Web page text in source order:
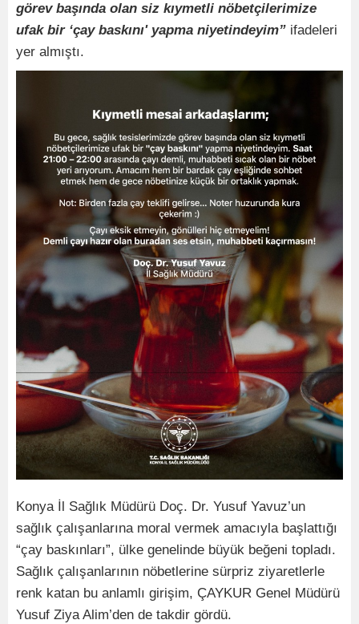
görev başında olan siz kıymetli nöbetçilerimize
ufak bir ‘çay baskını' yapma niyetindeyim” ifadeleri
yer almıştı.
Konya İl Sağlık Müdürü Doç. Dr. Yusuf Yavuz’un
sağlık çalışanlarına moral vermek amacıyla başlattığı
“çay baskınları”, ülke genelinde büyük beğeni topladı.
Sağlık çalışanlarının nöbetlerine sürpriz ziyaretlerle
renk katan bu anlamlı girişim, ÇAYKUR Genel Müdürü
Yusuf Ziya Alim’den de takdir gördü.